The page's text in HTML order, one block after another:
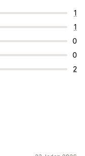
1
1
0
0
2